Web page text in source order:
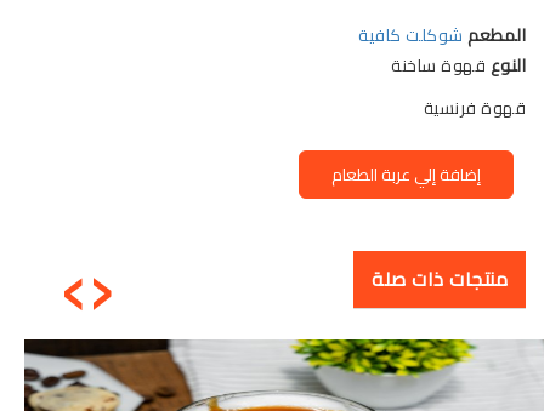
المطعمشوكلت كافية
النوع قهوة ساخنة
قهوة فرنسية
إضافة إلي عربة الطعام
منتجات ذات صلة ‹
›